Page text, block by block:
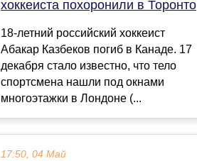
хоккеиста похоронили в Торонто
18-летний российский хоккеист
Абакар Казбеков погиб в Канаде. 17
декабря стало известно, что тело
спортсмена нашли под окнами
многоэтажки в Лондоне (...
17:50, 04 Май